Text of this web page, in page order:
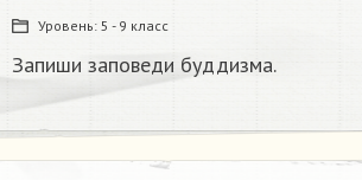
Уровень: 5 - 9 класс
Запиши заповеди буддизма.​